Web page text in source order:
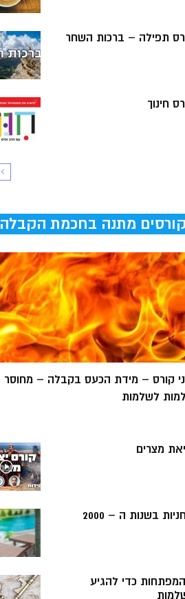
תפילה – ברכות השחר
חינוך
קורסים מתנה בחכמת הקבלה
קורס – מידת הכעס בקבלה – מחוסר
לשלמות
מצרים
בשנות ה – 2000
5 המפתחות כדי להגיע